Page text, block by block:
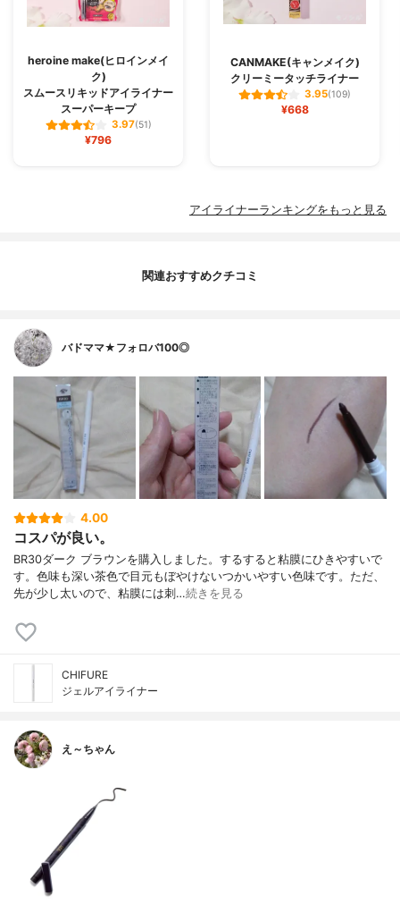
heroine make(ヒロインメイ
ク)
スムースリキッドアイライナー
スーパーキープ
3.97(51)
¥796
CANMAKE(キャンメイク)
クリーミータッチライナー
3.95(109)
¥668
アイライナーランキングをもっと見る
関連おすすめクチコミ
バドママ★フォロバ100◎
4.00
コスパが良い。
BR30ダーク ブラウンを購入しました。するすると粘膜にひきやすいで
す。色味も深い茶色で目元もぼやけないつかいやすい色味です。ただ、
先が少し太いので、粘膜には刺…続きを見る
CHIFURE
ジェルアイライナー
え～ちゃん